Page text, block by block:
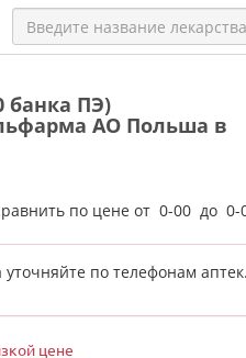
банка ПЭ)
АО Польша в
по цене от 0-00 до 0-
по телефонам аптек.
цене